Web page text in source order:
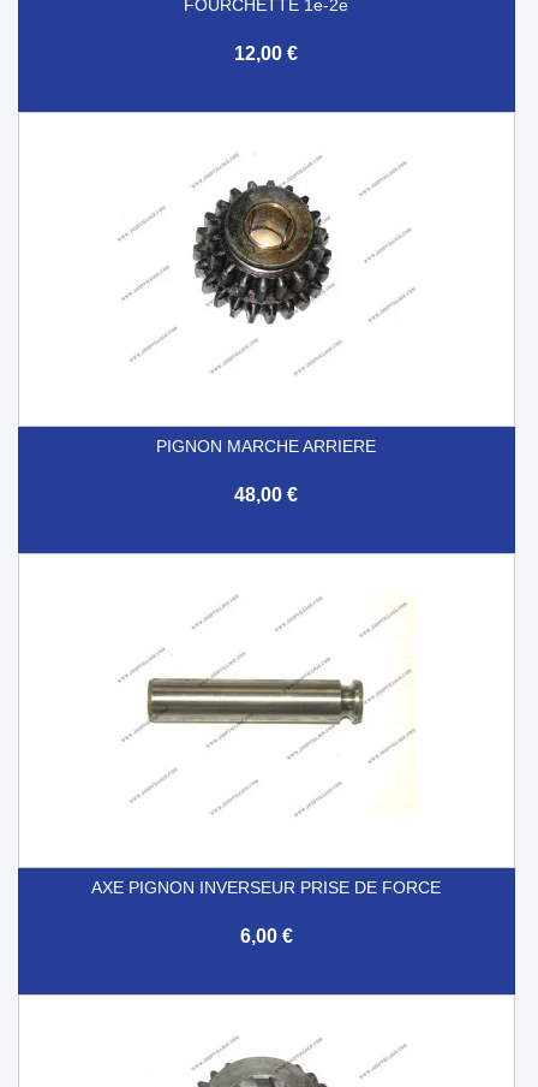
FOURCHETTE 1e-2e
12,00 €
PIGNON MARCHE ARRIERE
48,00 €
AXE PIGNON INVERSEUR PRISE DE FORCE
6,00 €